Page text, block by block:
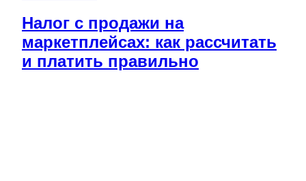
Налог с продажи на
маркетплейсах: как рассчитать
и платить правильно